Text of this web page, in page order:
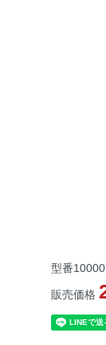
型番
販売価格